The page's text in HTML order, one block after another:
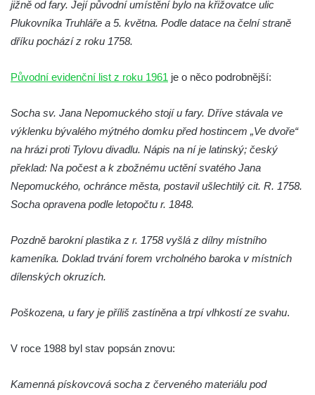
Socha Vydry si hrají v ZOO Hluboká
Socha Přátelství v ZOO Hluboká
Socha Matka příroda v ZOO Hluboká
Socha Vlčice s mládětem v ZOO Hluboká
Socha Rys číhající na srnu v ZOO Hluboká
Socha Orlice v ZOO Hluboká
Socha Želva v ZOO Hluboká
Socha Včela v ZOO Hluboká
Socha Housenka v ZOO Hluboká
Socha Rosomák v ZOO Hluboká
Socha Vážka v ZOO Hluboká
jižně od fary. Její původní umístění bylo na křižovatce ulic
Plukovníka Truhláře a 5. května. Podle datace na čelní straně
dříku pochází z roku 1758.
Původní evidenční list z roku 1961 je o něco podrobnější:
Socha sv. Jana Nepomuckého stojí u fary. Dříve stávala ve
výklenku bývalého mýtného domku před hostincem „Ve dvoře“
na hrázi proti Tylovu divadlu. Nápis na ní je latinský; český
překlad: Na počest a k zbožnému uctění svatého Jana
Nepomuckého, ochránce města, postavil ušlechtilý cit. R. 1758.
Socha opravena podle letopočtu r. 1848.
Pozdně barokní plastika z r. 1758 vyšlá z dílny místního
kameníka. Doklad trvání forem vrcholného baroka v místních
dílenských okruzích.
Poškozena, u fary je příliš zastíněna a trpí vlhkostí ze svahu.
V roce 1988 byl stav popsán znovu:
Kamenná pískovcová socha z červeného materiálu pod